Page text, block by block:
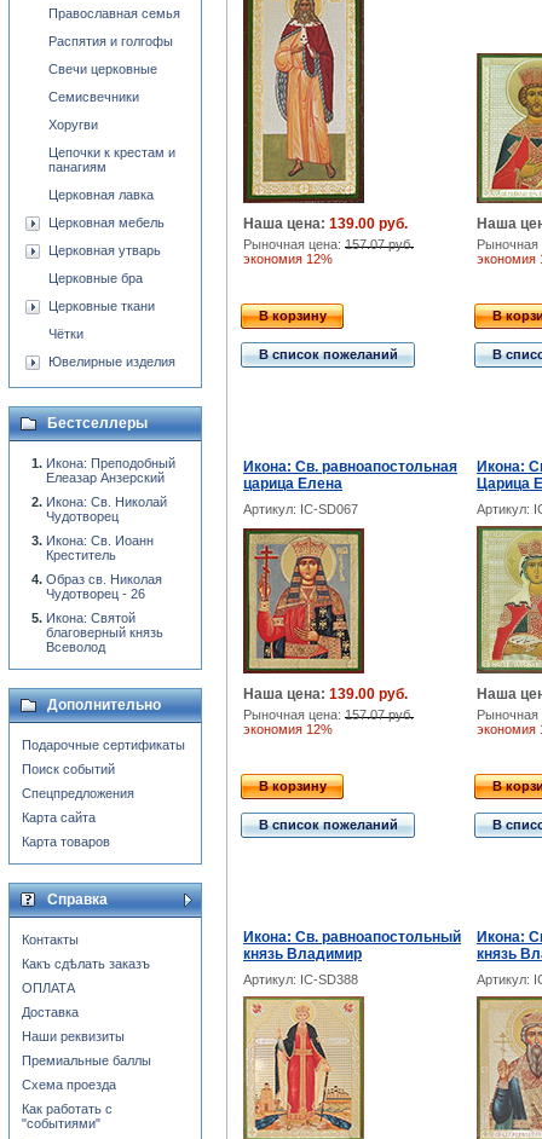
Наша цена: 139.00 руб.
Рыночная цена: 157.07 руб.
экономия 12%
Наша
экономия
В корзину
В список пожеланий
В
В
Икона: Св. равноапостольная
царица Елена
Икона:
Царица
Артикул: IC-SD067 Артикул:
Наша цена: 139.00 руб.
Рыночная цена: 157.07 руб.
экономия 12%
Наша
экономия
В корзину
В список пожеланий
В
В
Икона: Св. равноапостольный
князь Владимир
Икона:
князь
Артикул: IC-SD388 Артикул:
Православная семья
Распятия и голгофы
Свечи церковные
Семисвечники
Хоругви
Цепочки к крестам и
панагиям
Церковная лавка
Церковная мебель
Церковная утварь
Церковные бра
Церковные ткани
Чётки
Ювелирные изделия
Бестселлеры
Икона: Преподобный
Елеазар Анзерский
Икона: Св. Николай
Чудотворец
Икона: Св. Иоанн
Креститель
Образ св. Николая
Чудотворец - 26
Икона: Святой
благоверный князь
Всеволод
Дополнительно
Подарочные сертификаты
Поиск событий
Спецпредложения
Карта сайта
Карта товаров
Справка
Контакты
Какъ сдѣлать заказъ
ОПЛАТА
Доставка
Наши реквизиты
Премиальные баллы
Схема проезда
Как работать с
"событиями"